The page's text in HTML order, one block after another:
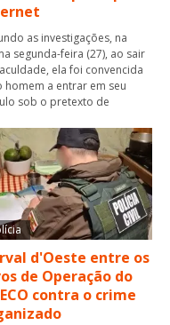
as investigações, na
segunda-feira (27), ao sair
ela foi convencida
homem a entrar em seu
sob o pretexto de
d'Oeste entre os
de Operação do
contra o crime